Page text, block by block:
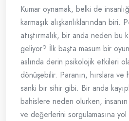
Kumar oynamak, belki de
karmaşık alışkanlıklarından
atıştırmalık, bir anda neden bu
geliyor? İlk başta masum bir
aslında derin psikolojik etkileri
dönüşebilir. Paranın, hırslara ve
sanki bir sihir gibi. Bir anda
bahislere neden olurken, insanın
ve değerlerini sorgulamasına yol